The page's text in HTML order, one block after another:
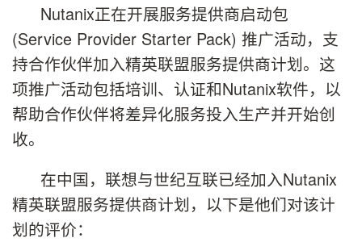
Nutanix正在开展服务提供商启动包
(Service Provider Starter Pack) 推广活动，支
持合作伙伴加入精英联盟服务提供商计划。这
项推广活动包括培训、认证和Nutanix软件，以
帮助合作伙伴将差异化服务投入生产并开始创
收。
在中国，联想与世纪互联已经加入Nutanix
精英联盟服务提供商计划，以下是他们对该计
划的评价：